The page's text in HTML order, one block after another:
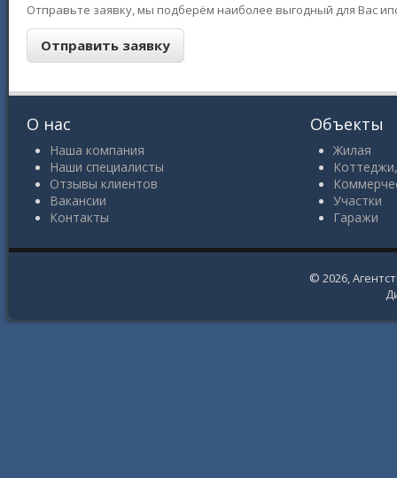
Отправьте заявку, мы подберём наиболее выгодный для Вас
О нас
Наша компания
Наши специалисты
Отзывы клиентов
Вакансии
Контакты
Объекты
Жилая
Участки
Гаражи
© 2026,